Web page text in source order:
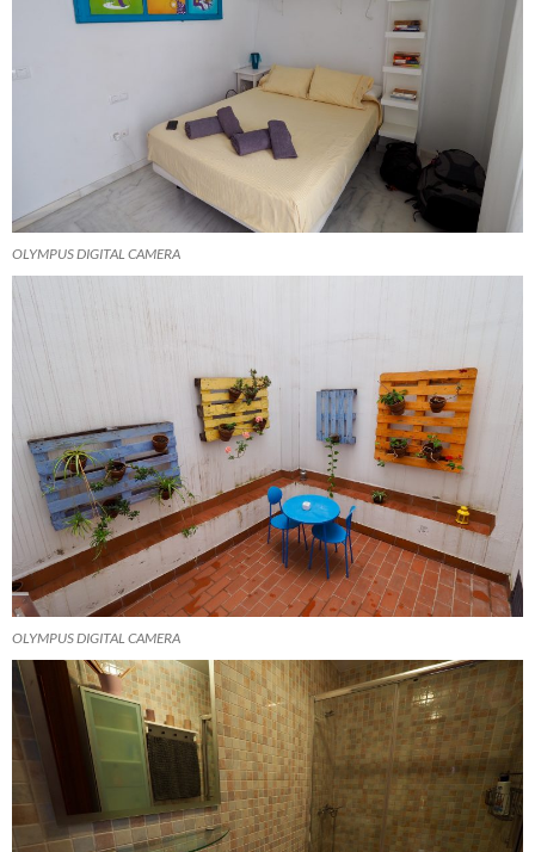
OLYMPUS DIGITAL CAMERA
OLYMPUS DIGITAL CAMERA